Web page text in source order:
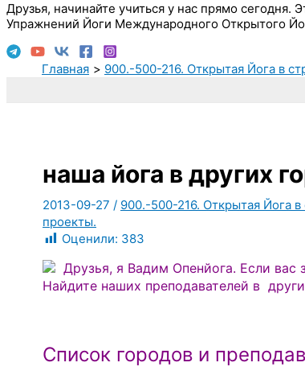
Друзья, начинайте учиться у нас прямо
Упражнений Йоги Международного Открытого
Главная 900.-500-216. Открытая Йога в
наша йога в других
2013-09-27 / 900.-500-216. Открытая Йога
проекты.
Оценили: 383
Друзья, я Вадим Опенйога. Если
Найдите наших преподавателей в
Список городов и